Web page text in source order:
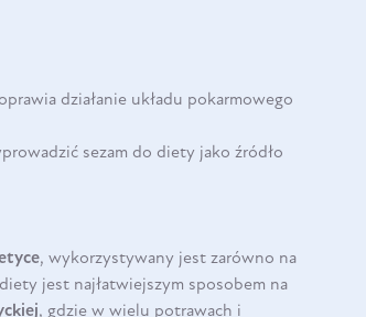
działanie układu pokarmowego
sezam do diety jako źródło
, wykorzystywany jest zarówno na
jest najłatwiejszym sposobem na
, gdzie w wielu potrawach i